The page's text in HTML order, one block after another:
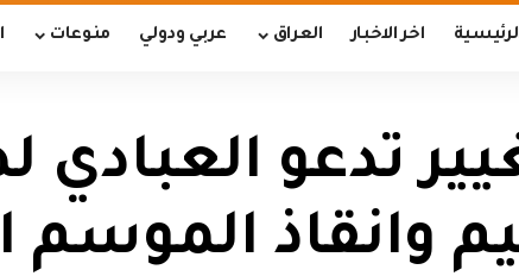
اخر الاخبار العراق عربي ودولي منوعات
تدعو
وانقاذ الموسم